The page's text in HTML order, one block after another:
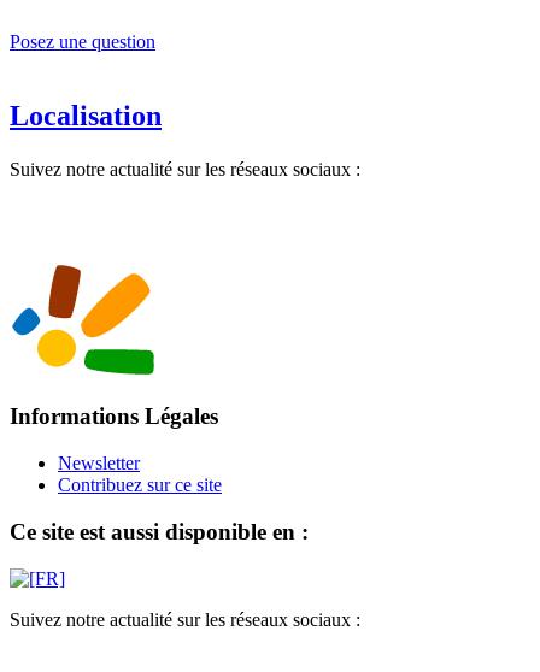
Posez une question
Localisation
Suivez notre actualité sur les réseaux sociaux :
Informations Légales
Newsletter
Contribuez sur ce site
Ce site est aussi disponible en :
Suivez notre actualité sur les réseaux sociaux :